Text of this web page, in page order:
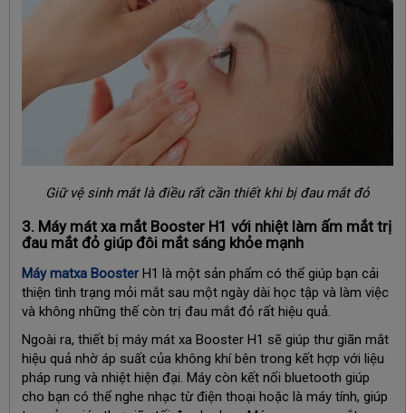
Giữ vệ sinh mắt là điều rất cần thiết khi bị đau mắt đỏ
3. Máy mát xa mắt Booster H1 với nhiệt làm ấm mắt trị
đau mắt đỏ giúp đôi mắt sáng khỏe mạnh
Máy matxa BoosterH1 là một sản phẩm có thể giúp bạn cải
thiện tình trạng mỏi mắt sau một ngày dài học tập và làm việc
và không những thế còn trị đau mắt đỏ rất hiệu quả.
Ngoài ra, thiết bị máy mát xa Booster H1 sẽ giúp thư giãn mắt
hiệu quả nhờ áp suất của không khí bên trong kết hợp với liệu
pháp rung và nhiệt hiện đại. Máy còn kết nối bluetooth giúp
cho bạn có thể nghe nhạc từ điện thoại hoặc là máy tính, giúp